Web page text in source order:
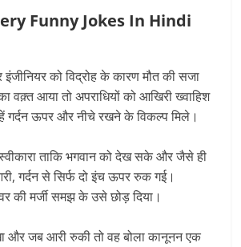
Funny Jokes In Hindi
को विद्रोह के कारण मौत की सजा
वक़्त आया तो अपराधियों को आखिरी ख्वाहिश
गर्दन ऊपर और नीचे रखने के विकल्प मिले।
ताकि भगवान को देख सके और जैसे ही
गर्दन से सिर्फ दो इंच ऊपर रुक गई।
की मर्जी समझ के उसे छोड़ दिया।
और जब आरी रुकी तो वह बोला कानूनन एक